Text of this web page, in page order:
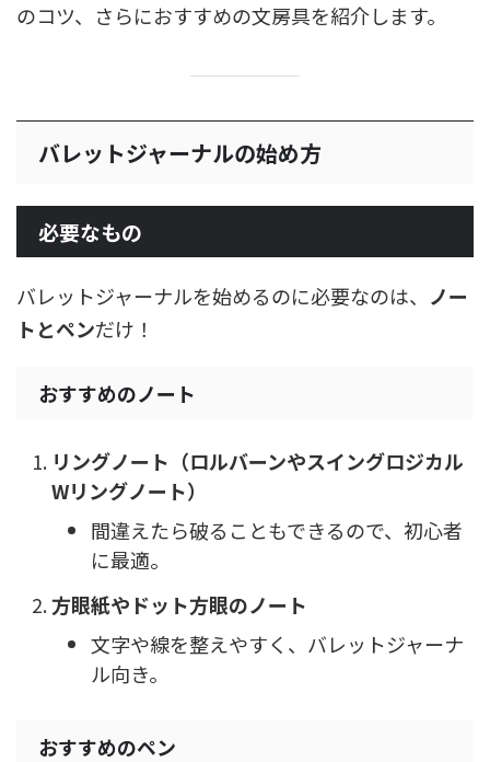
のコツ、さらにおすすめの文房具を紹介します。
バレットジャーナルの始め方
必要なもの
バレットジャーナルを始めるのに必要なのは、 ノー
トとペンだけ！
おすすめのノート
リングノート（ロルバーンやスイングロジカル
Wリングノート）
間違えたら破ることもできるので、初心者
に最適。
方眼紙やドット方眼のノート
文字や線を整えやすく、バレットジャーナ
ル向き。
おすすめのペン